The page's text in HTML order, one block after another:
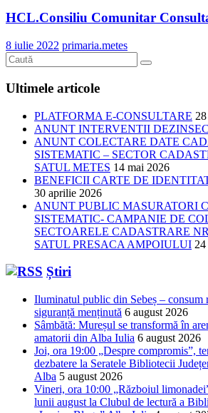
HCL.Consiliu Comunitar
8 iulie 2022 primaria.metes
Ultimele articole
PLATFORMA E-CONSULTARE
ANUNT INTERVENTII
ANUNT COLECTARE DATE
SISTEMATIC – SECTOR
SATUL METES 14 mai 2026
BENEFICII CARTE DE
30 aprilie 2026
ANUNT PUBLIC MASURATORI
SISTEMATIC- CAMPANIE DE
SECTOARELE CADASTRARE
SATUL PRESACA AMPOIULUI
Știri
Iluminatul public din Sebeș – consum
siguranță menținută 6 august 2026
Sâmbătă: Mureșul se transformă în
amatorii din Alba Iulia 6 august 2026
Joi, ora 19:00 „Despre compromis”,
dezbatere la Seratele Bibliotecii
Alba 5 august 2026
Vineri, ora 10:00 „Războiul
lunii august la Clubul de lectură a